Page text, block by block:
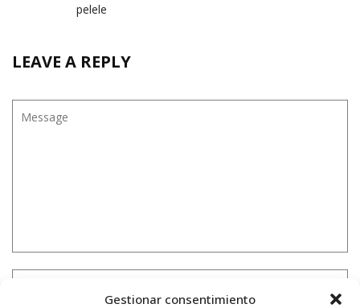
Gestionar consentimiento
pelele
LEAVE A REPLY